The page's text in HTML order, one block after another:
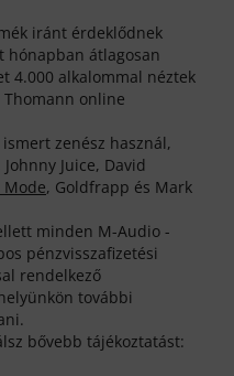
iránt érdeklődnek
hónapban átlagosan
4.000 alkalommal néztek
Thomann online
zenész használ,
Juice, David
Mode, Goldfrapp és Mark
minden M-Audio -
pénzvisszafizetési
rendelkező
további
bővebb tájékoztatást: